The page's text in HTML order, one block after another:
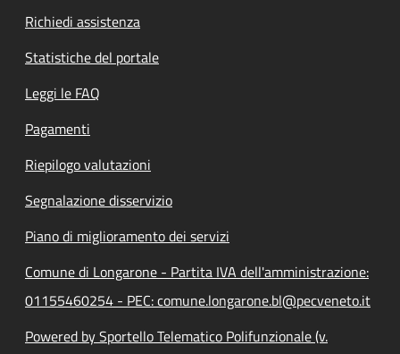
Richiedi assistenza
Statistiche del portale
Leggi le FAQ
Pagamenti
Riepilogo valutazioni
Segnalazione disservizio
Piano di miglioramento dei servizi
Comune di Longarone - Partita IVA dell'amministrazione:
01155460254 - PEC: comune.longarone.bl@pecveneto.it
Powered by Sportello Telematico Polifunzionale (v.